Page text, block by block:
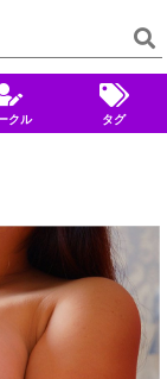
クル タグ